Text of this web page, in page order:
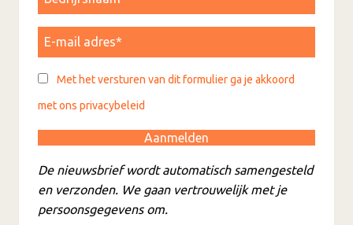
Met het versturen van dit formulier ga je akkoord
met ons privacybeleid
De nieuwsbrief wordt automatisch samengesteld
en verzonden. We gaan vertrouwelijk met je
persoonsgegevens om.